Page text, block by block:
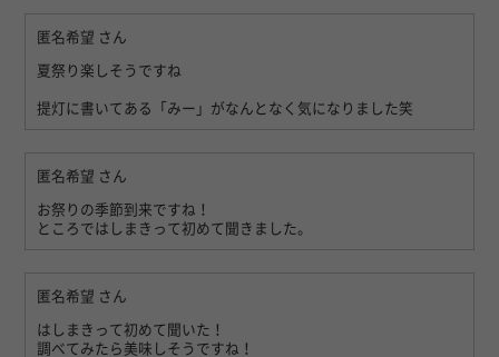
匿名希望 さん
夏祭り楽しそうですね
提灯に書いてある「みー」がなんとなく気になりました笑
匿名希望 さん
お祭りの季節到来ですね！
ところではしまきって初めて聞きました。
匿名希望 さん
はしまきって初めて聞いた！
調べてみたら美味しそうですね！